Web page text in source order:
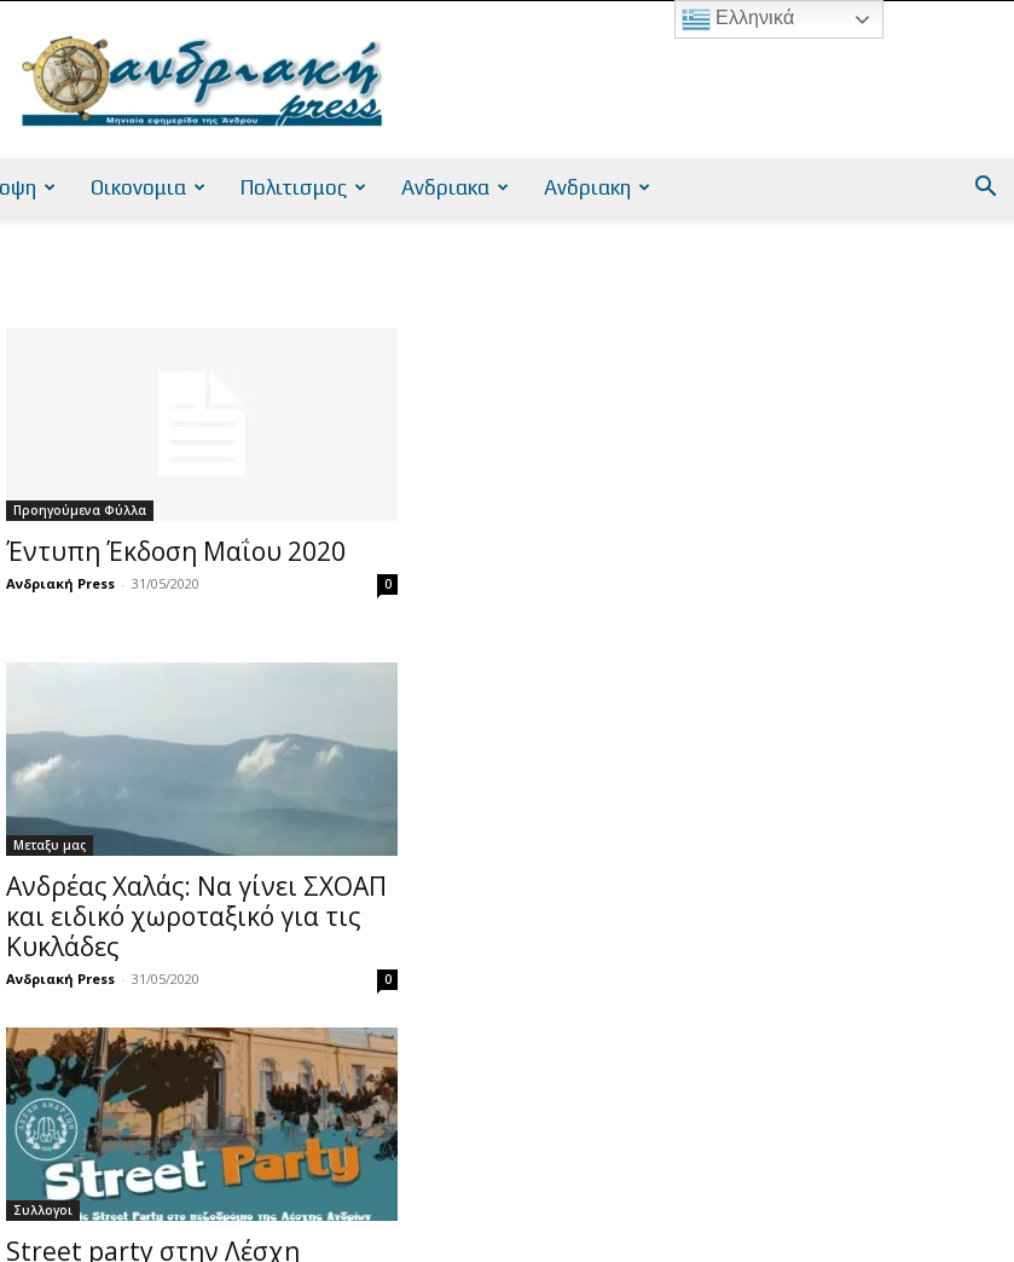
Οικονομια Πολιτισμος Ανδριακα Ανδριακη
Προηγούμενα Φύλλα
Έντυπη Έκδοση Μαΐου 2020
Ανδριακή Press - 31/05/2020 0
Μεταξυ μας
Ανδρέας Χαλάς: Να γίνει ΣΧΟΑΠ
και ειδικό χωροταξικό για τις
Κυκλάδες
Ανδριακή Press - 31/05/2020 0
Συλλογοι
Street party στην Λέσχη
Ελληνικά